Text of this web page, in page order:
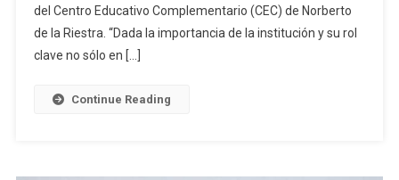
50
Años
Riestra
del Centro Educativo Complementario (CEC) de Norberto
de la Riestra. “Dada la importancia de la institución y su rol
clave no sólo en […]
Continue Reading